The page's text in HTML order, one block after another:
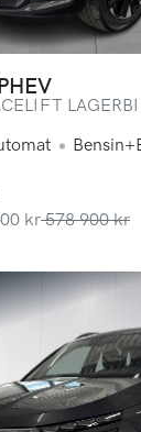
kr 578 900kr